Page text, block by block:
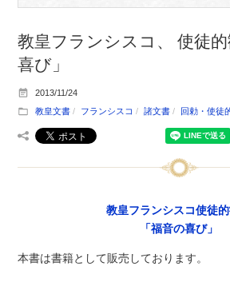
教皇フランシスコ、 使徒
喜び」
2013/11/24
教皇文書
フランシスコ 諸文書 回勅・使徒
教皇フランシスコ使徒
「福音の喜び」
本書は書籍として販売しております。